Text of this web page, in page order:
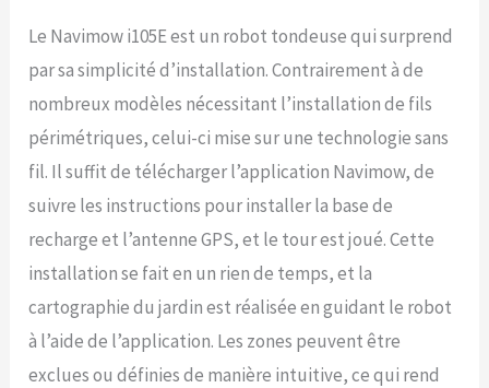
centimètre pour s'adapter
à une incroyablement
grande variété de
configurations de gazon.
dans un couloir étroit,
Navimow robot tondeuse
fonctionne toujours
parfaitement et avec
précision. Sans fil
Cartographie assistée par
l’intelligence artificielle:
smartphone pour guider
Navimow et cartographier
Le Navimow i105E est un robot tondeuse qui surprend
par sa simplicité d’installation. Contrairement à de
nombreux modèles nécessitant l’installation de fils
périmétriques, celui-ci mise sur une technologie sans
fil. Il suffit de télécharger l’application Navimow, de
suivre les instructions pour installer la base de
recharge et l’antenne GPS, et le tour est joué. Cette
installation se fait en un rien de temps, et la
cartographie du jardin est réalisée en guidant le robot
à l’aide de l’application. Les zones peuvent être
exclues ou définies de manière intuitive, ce qui rend